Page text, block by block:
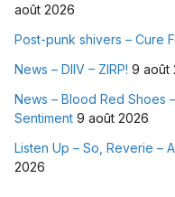
août 2026
Post-punk shivers – Cure
News – DIIV – ZIRP! 9 août
News – Blood Red Shoes
Sentiment 9 août 2026
Listen Up – So, Reverie –
2026